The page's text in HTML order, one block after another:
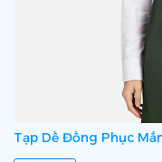
Tạp Dề Đồng Phục